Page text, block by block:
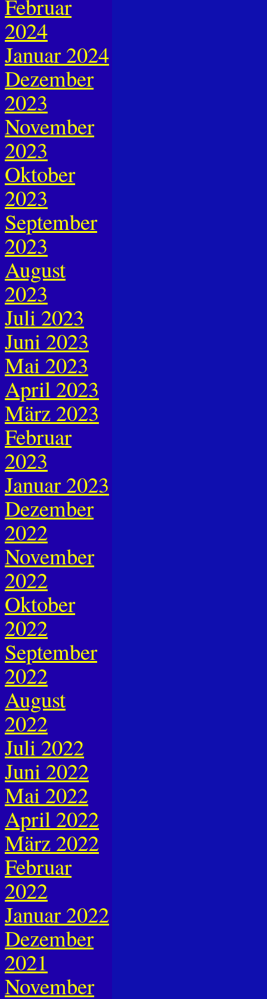
Februar
2024
Januar 2024
Dezember
2023
November
2023
Oktober
2023
September
2023
August
2023
Juli 2023
Juni 2023
Mai 2023
April 2023
März 2023
Februar
2023
Januar 2023
Dezember
2022
November
2022
Oktober
2022
September
2022
August
2022
Juli 2022
Juni 2022
Mai 2022
April 2022
März 2022
Februar
2022
Januar 2022
Dezember
2021
November